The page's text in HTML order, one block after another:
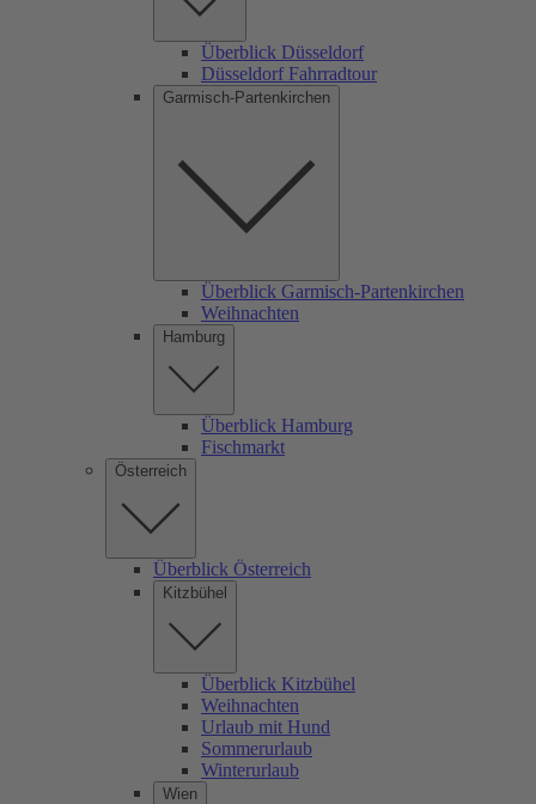
Überblick Düsseldorf
Düsseldorf Fahrradtour
Garmisch-Partenkirchen
Überblick Garmisch-Partenkirchen
Weihnachten
Hamburg
Überblick Hamburg
Fischmarkt
Österreich
Überblick Österreich
Kitzbühel
Überblick Kitzbühel
Weihnachten
Urlaub mit Hund
Sommerurlaub
Winterurlaub
Wien